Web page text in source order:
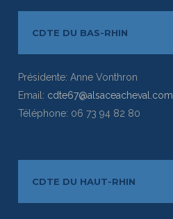
CDTE DU BAS-RHIN
Présidente: Anne Vonthron
Email: cdte67@alsaceacheval.com
Téléphone: 06 73 94 82 80
CDTE DU HAUT-RHIN